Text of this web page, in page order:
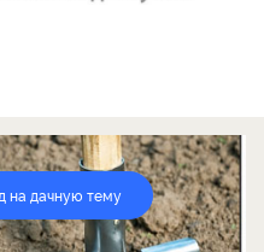
на дачную тему